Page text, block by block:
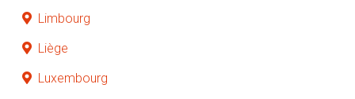
Limbourg
Liège
Luxembourg